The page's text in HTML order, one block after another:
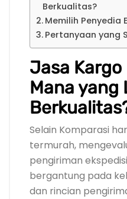
Berkualitas?
Memilih Penyedia
Pertanyaan yang
Jasa Kargo
Mana yang
Selain Komparasi
termurah,
pengiriman
bergantung pada
dan rincian